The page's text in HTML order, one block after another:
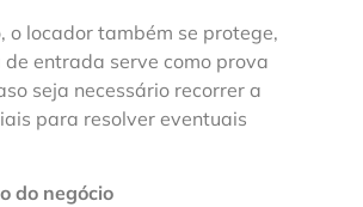
o locador também se protege,
entrada serve como prova
seja necessário recorrer a
para resolver eventuais
do negócio